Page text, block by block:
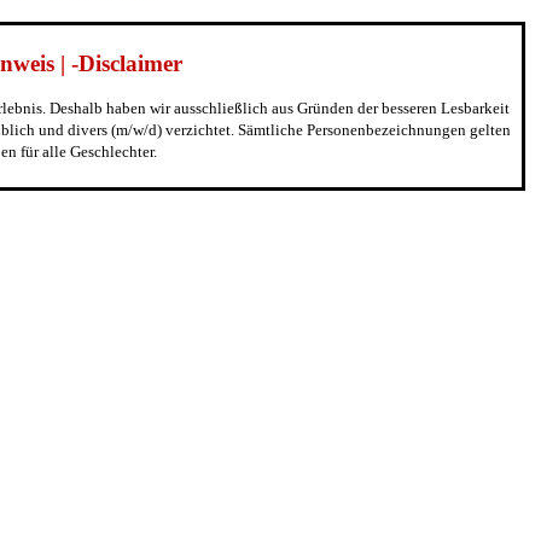
| -Disclaimer
Deshalb haben wir ausschließlich aus Gründen der besseren Lesbarkeit
und divers (m/w/d) verzichtet. Sämtliche Personenbezeichnungen gelten
für alle Geschlechter.